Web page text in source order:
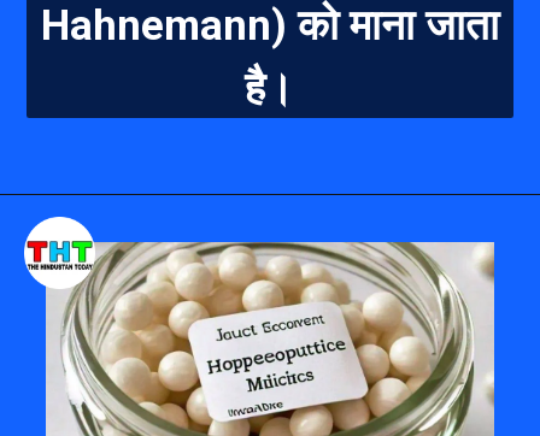
Hahnemann) को माना जाता
है।